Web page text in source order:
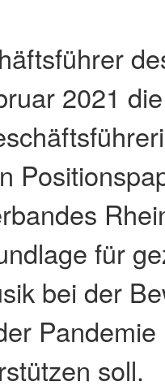
2021
für
bei der
soll.